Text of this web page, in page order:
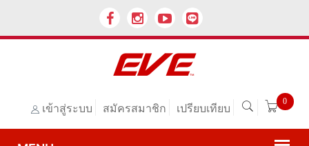
เข้าสู่ระบบ สมัครสมาชิก เปรียบเทียบ
0